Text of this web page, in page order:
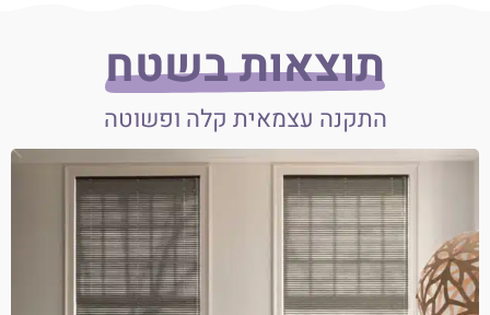
תוצאות בשטח
התקנה עצמאית קלה ופשוטה